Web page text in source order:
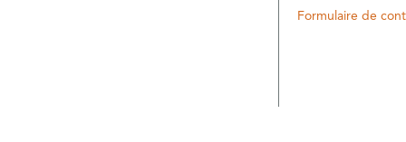
Formulaire de